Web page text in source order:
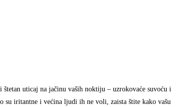
uticaj na jačinu vaših noktiju – uzrokovaće suvoću i
su iritantne i većina ljudi ih ne voli, zaista štite kako vašu